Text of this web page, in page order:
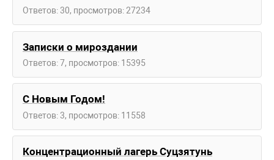
Ответов: 30, просмотров: 27234
Записки о мироздании
Ответов: 7, просмотров: 15395
С Новым Годом!
Ответов: 3, просмотров: 11558
Концентрационный лагерь Суцзятунь